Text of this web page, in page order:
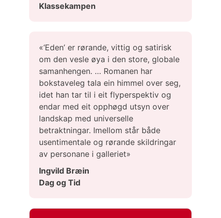
Klassekampen
«‘Eden’ er rørande, vittig og satirisk
om den vesle øya i den store, globale
samanhengen. … Romanen har
bokstaveleg tala ein himmel over seg,
idet han tar til i eit flyperspektiv og
endar med eit opphøgd utsyn over
landskap med universelle
betraktningar. Imellom står både
usentimentale og rørande skildringar
av personane i galleriet»
Ingvild Bræin
Dag og Tid